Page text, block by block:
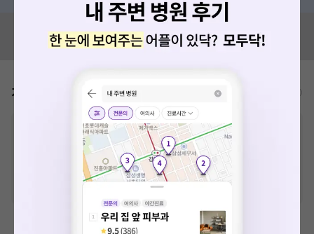
혹시 잘못된 병원정보가 있나요?
모두닥 팀에 알려주세요!
가격표 비급여/급여 진료란?
비급여 항목의 경우,추가비용 등으로 실제 가격과 상이할 수 있으니, 정확
한 가격은 해당 의료기관에 직접 문의해주세요.
급여 항목의 경우, 건강보험심사평가원에 고지되어 있는 급여 진료 기준 가
격입니다. (진료와 연관된 복합적인 비용이 추가되어, 병원마다 금액이 다르게
산정될 수 있는 점 참고 바랍니다.)
※ 이벤트가, 할인가는